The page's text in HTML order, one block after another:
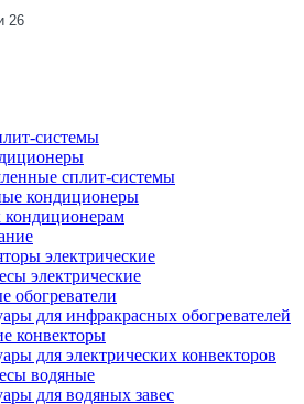
26
системы
сплит-системы
кондиционеры
кондиционерам
электрические
электрические
обогреватели
для инфракрасных обогревателей
конвекторы
для электрических конвекторов
водяные
для водяных завес